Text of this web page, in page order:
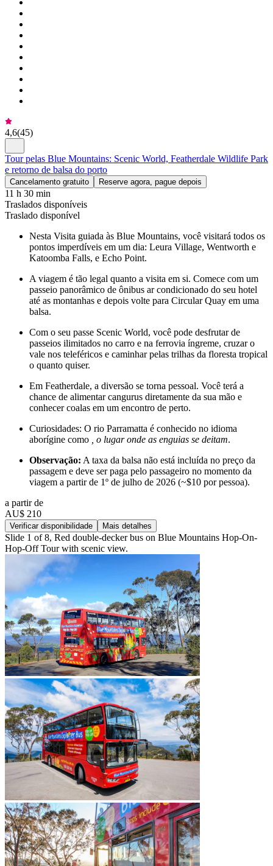
4,6(45)
Tour pelas Blue Mountains: Scenic World, Featherdale Wildlife Park
e retorno de balsa do porto
Cancelamento gratuito Reserve agora, pague depois
11 h 30 min
Traslados disponíveis
Traslado disponível
Nesta Visita guiada às Blue Mountains, você visitará todos os
pontos imperdíveis em um dia: Leura Village, Wentworth e
Katoomba Falls, e Echo Point.
A viagem é tão legal quanto a visita em si. Comece com um
passeio panorâmico de ônibus ar condicionado do seu hotel
até as montanhas e depois volte para Circular Quay em uma
balsa.
Com o seu passe Scenic World, você pode desfrutar de
passeios ilimitados no carro e na ferrovia íngreme, cruzar o
vale nos teleféricos e caminhar pelas trilhas da floresta tropical
o quanto quiser.
Em Featherdale, a diversão se torna pessoal. Você terá a
chance de alimentar cangurus diretamente da sua mão e
conhecer coalas em um encontro de perto.
Curiosidades: O rio Parramatta é conhecido no idioma
aborígine como
, o lugar onde as enguias se deitam.
Observação: A taxa da balsa não está incluída no preço da
passagem e deve ser paga pelo passageiro no momento da
viagem a partir de 1º de julho de 2026 (~$10 por pessoa).
a partir de
AU$ 210
Verificar disponibilidade Mais detalhes
Slide 1 of 8, Red double-decker bus on Blue Mountains Hop-On-
Hop-Off Tour with scenic view.